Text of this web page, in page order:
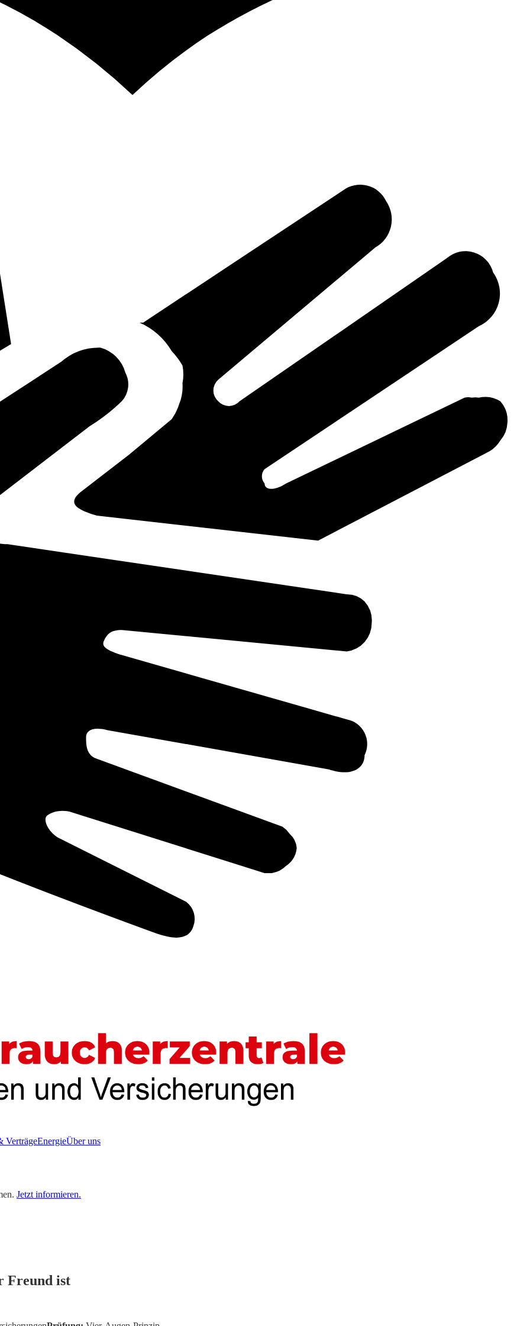
VerträgeEnergieÜber uns
Jetzt informieren.
Freund ist